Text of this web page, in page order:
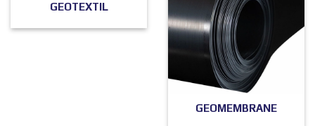
GEOTEXTIL
GEOMEMBRANE